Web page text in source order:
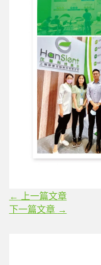
← 上一篇文章
下一篇文章 →